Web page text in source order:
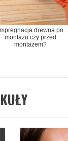
drewna po
montażu czy przed
montażem?